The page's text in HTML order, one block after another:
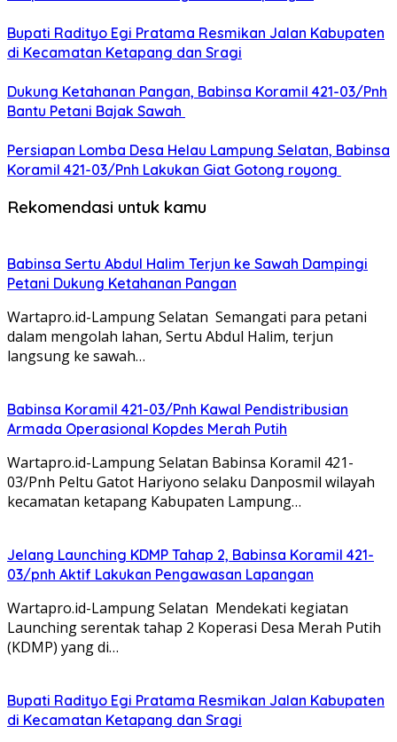
Bupati Radityo Egi Pratama Resmikan Jalan Kabupaten
di Kecamatan Ketapang dan Sragi
Dukung Ketahanan Pangan, Babinsa Koramil 421-03/Pnh
Bantu Petani Bajak Sawah
Persiapan Lomba Desa Helau Lampung Selatan, Babinsa
Koramil 421-03/Pnh Lakukan Giat Gotong royong
Rekomendasi untuk kamu
Babinsa Sertu Abdul Halim Terjun ke Sawah Dampingi
Petani Dukung Ketahanan Pangan
Wartapro.id-Lampung Selatan Semangati para petani
dalam mengolah lahan, Sertu Abdul Halim, terjun
langsung ke sawah…
Babinsa Koramil 421-03/Pnh Kawal Pendistribusian
Armada Operasional Kopdes Merah Putih
Wartapro.id-Lampung Selatan Babinsa Koramil 421-
03/Pnh Peltu Gatot Hariyono selaku Danposmil wilayah
kecamatan ketapang Kabupaten Lampung…
Jelang Launching KDMP Tahap 2, Babinsa Koramil 421-
03/pnh Aktif Lakukan Pengawasan Lapangan
Wartapro.id-Lampung Selatan Mendekati kegiatan
Launching serentak tahap 2 Koperasi Desa Merah Putih
(KDMP) yang di…
Bupati Radityo Egi Pratama Resmikan Jalan Kabupaten
di Kecamatan Ketapang dan Sragi